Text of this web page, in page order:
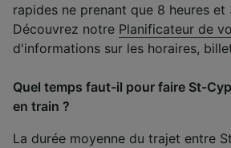
rapides ne prenant que 8 heures et
Découvrez notre Planificateur de
d'informations sur les horaires,
Quel temps faut-il pour faire St-
en train ?
La durée moyenne du trajet entre